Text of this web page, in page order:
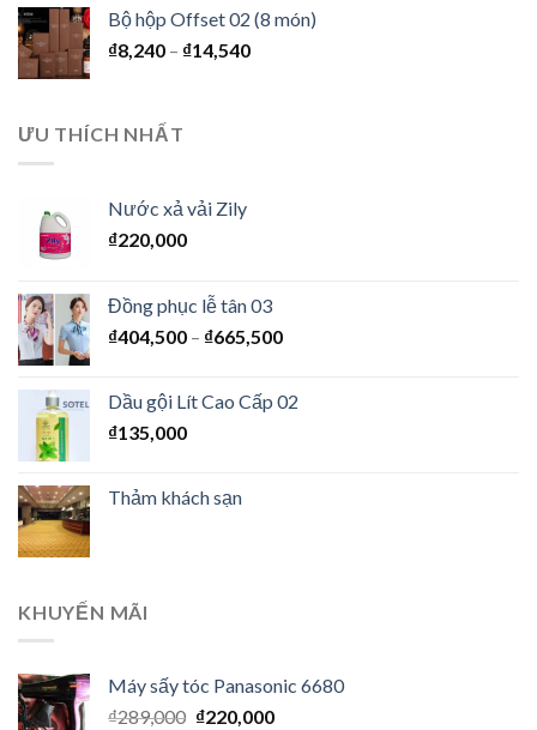
Bộ hộp Offset 02 (8 món)
₫8,240 – ₫14,540
ƯU THÍCH NHẤT
Nước xả vải Zily
₫220,000
Đồng phục lễ tân 03
₫404,500 – ₫665,500
Dầu gội Lít Cao Cấp 02
₫135,000
Thảm khách sạn
KHUYẾN MÃI
Máy sấy tóc Panasonic 6680
₫289,000 ₫220,000